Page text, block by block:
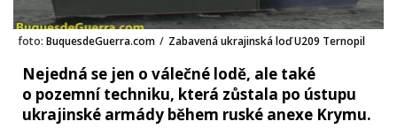
foto: BuquesdeGuerra.com / Zabavená ukrajinská loď U209 Ternopil
Nejedná se jen o válečné lodě, ale také
o pozemní techniku, která zůstala po ústupu
ukrajinské armády během ruské anexe Krymu.